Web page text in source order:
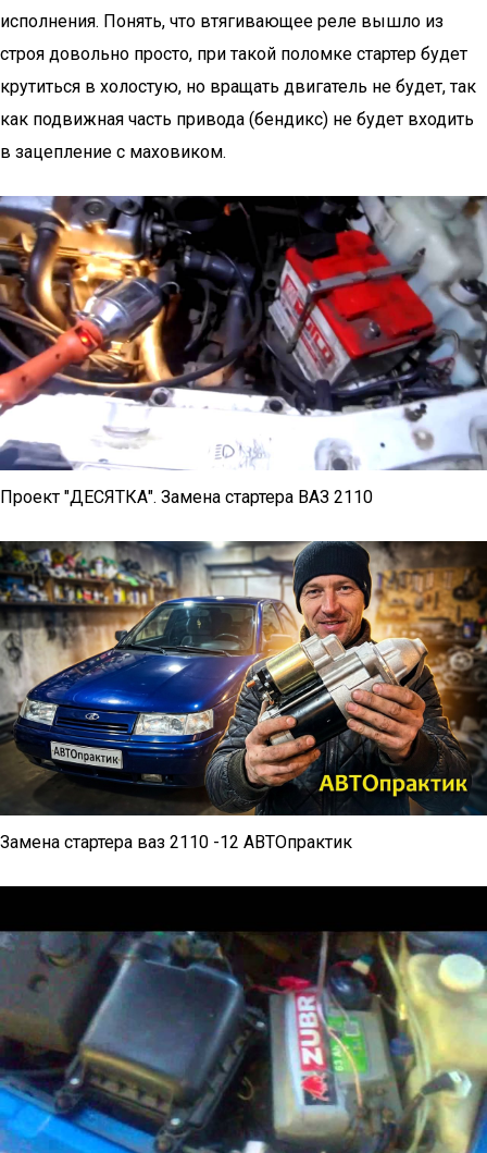
исполнения. Понять, что втягивающее реле вышло из
строя довольно просто, при такой поломке стартер будет
крутиться в холостую, но вращать двигатель не будет, так
как подвижная часть привода (бендикс) не будет входить
в зацепление с маховиком.
Проект "ДЕСЯТКА". Замена стартера ВАЗ 2110
Замена стартера ваз 2110 -12 АВТОпрактик